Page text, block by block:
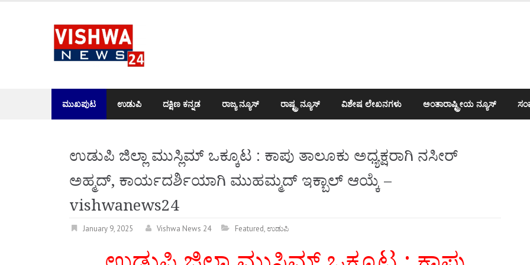
ಮುಖಪುಟ ಉಡುಪಿ ದಕ್ಷಿಣ ಕನ್ನಡ ರಾಜ್ಯ ನ್ಯೂಸ್ ರಾಷ್ಟ್ರ ನ್ಯೂಸ್ ವಿಶೇಷ ಲೇಖನಗಳು ಅಂತಾರಾಷ್ಟ್ರೀಯ ನ್ಯೂಸ್
ಉಡುಪಿ ಜಿಲ್ಲಾ ಮುಸ್ಲಿಮ್ ಒಕ್ಕೂಟ : ಕಾಪು ತಾಲೂಕು ಅಧ್ಯಕ್ಷರಾಗಿ ನಸೀರ್
ಅಹ್ಮದ್, ಕಾರ್ಯದರ್ಶಿಯಾಗಿ ಮುಹಮ್ಮದ್ ಇಕ್ಬಾಲ್ ಆಯ್ಕೆ –
vishwanews24
January 9, 2025 Vishwa News 24 Featured,ಉಡುಪಿ